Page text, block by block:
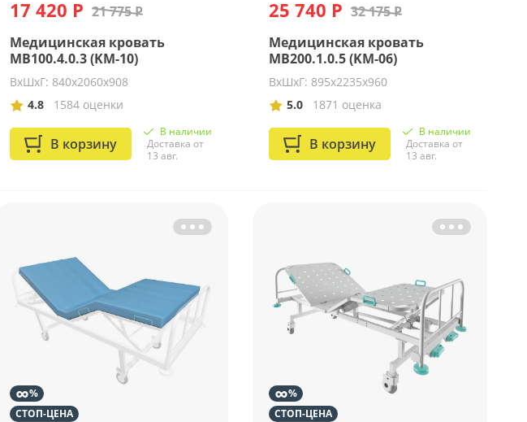
17 420 Р 21 775 Р
Медицинская кровать
MB100.4.0.3 (KM-10)
ВхШхГ: 840х2060х908
4.8
1584 оценки
В корзину
В наличии
Доставка от
13 авг.
25 740 Р 32 175 Р
Медицинская кровать
MB200.1.0.5 (KM-06)
ВхШхГ: 895х2235х960
5.0
1871 оценка
В корзину
В наличии
Доставка от
13 авг.
∞%
СТОП-ЦЕНА
∞%
СТОП-ЦЕНА